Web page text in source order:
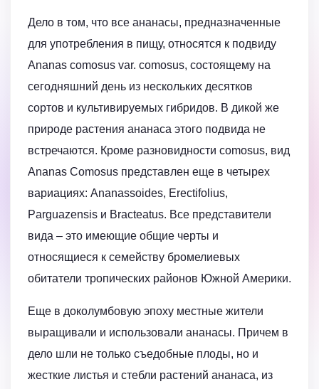
Дело в том, что все ананасы, предназначенные
для употребления в пищу, относятся к подвиду
Ananas comosus var. comosus, состоящему на
сегодняшний день из нескольких десятков
сортов и культивируемых гибридов. В дикой же
природе растения ананаса этого подвида не
встречаются. Кроме разновидности comosus, вид
Ananas Comosus представлен еще в четырех
вариациях: Ananassoides, Erectifolius,
Parguazensis и Bracteatus. Все представители
вида – это имеющие общие черты и
относящиеся к семейству бромелиевых
обитатели тропических районов Южной Америки.
Еще в доколумбовую эпоху местные жители
выращивали и использовали ананасы. Причем в
дело шли не только съедобные плоды, но и
жесткие листья и стебли растений ананаса, из